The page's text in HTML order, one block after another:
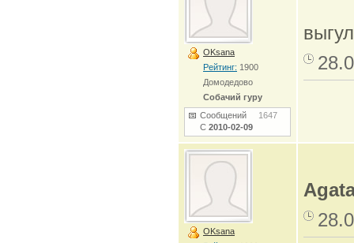
OKsana
Рейтинг: 1900
Домодедово
Собачий гуру
Сообщений 1647
С 2010-02-09
OKsana